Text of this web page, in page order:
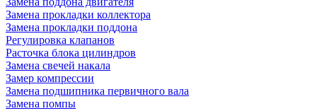
Замена прокладки коллектора
Замена прокладки поддона
Регулировка клапанов
Расточка блока цилиндров
Замена свечей накала
Замер компрессии
Замена подшипника первичного вала
Замена помпы